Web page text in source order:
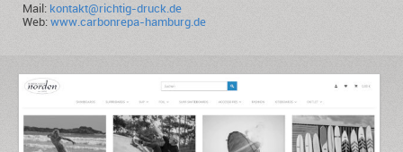
Mail: kontakt@richtig-druck.de
Web: www.carbonrepa-hamburg.de